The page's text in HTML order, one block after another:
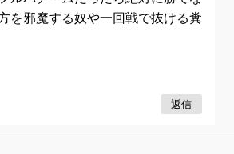
を邪魔する奴や一回戦で抜ける糞
返信